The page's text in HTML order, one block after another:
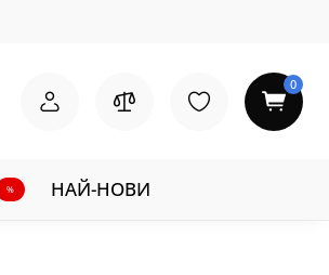
0
% НАЙ-НОВИ